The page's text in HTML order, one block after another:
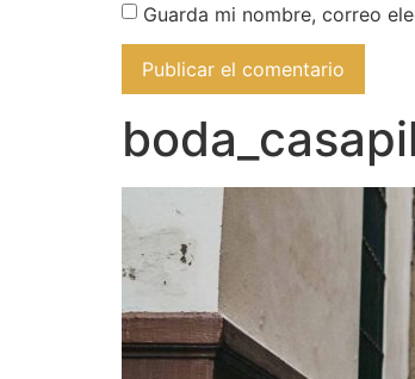
Guarda mi nombre, correo